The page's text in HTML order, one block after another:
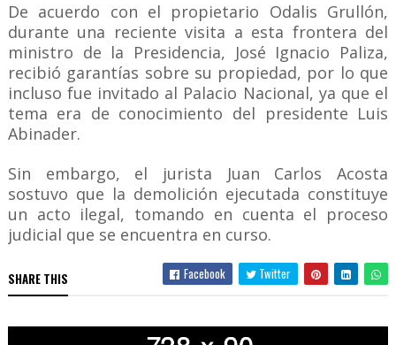
De acuerdo con el propietario Odalis Grullón,
durante una reciente visita a esta frontera del
ministro de la Presidencia, José Ignacio Paliza,
recibió garantías sobre su propiedad, por lo que
incluso fue invitado al Palacio Nacional, ya que el
tema era de conocimiento del presidente Luis
Abinader.
Sin embargo, el jurista Juan Carlos Acosta
sostuvo que la demolición ejecutada constituye
un acto ilegal, tomando en cuenta el proceso
judicial que se encuentra en curso.
SHARE THIS Facebook Twitter